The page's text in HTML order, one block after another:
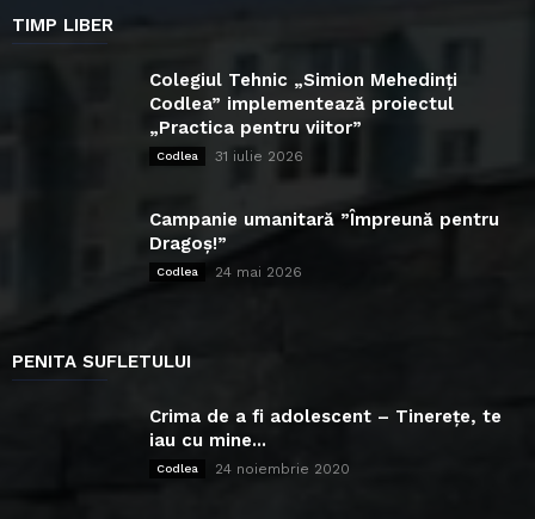
TIMP LIBER
Colegiul Tehnic „Simion Mehedinți
Codlea” implementează proiectul
„Practica pentru viitor”
Codlea 31 iulie 2026
Campanie umanitară ”Împreună pentru
Dragoș!”
Codlea 24 mai 2026
PENITA SUFLETULUI
Crima de a fi adolescent – Tinerețe, te
iau cu mine...
Codlea 24 noiembrie 2020